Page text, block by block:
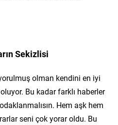
Sekizlisi
olman kendini en iyi
Bu kadar farklı haberler
Hem aşk hem
seni çok yorar oldu. Bu